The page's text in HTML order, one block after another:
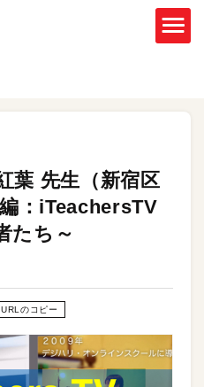
葉 先生（新宿区
：iTeachersTV
たち～
URLのコピー